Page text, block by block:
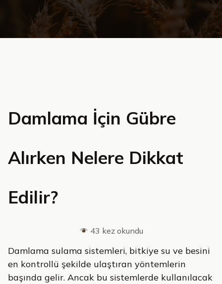
Damlama İçin Gübre
Alırken Nelere Dikkat
Edilir?
43 kez okundu
Damlama sulama sistemleri, bitkiye su ve besini
en kontrollü şekilde ulaştıran yöntemlerin
başında gelir. Ancak bu sistemlerde kullanılacak